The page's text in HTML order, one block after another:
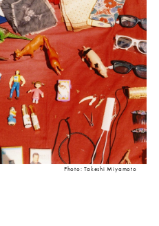
Photo: Takeshi Miyamoto